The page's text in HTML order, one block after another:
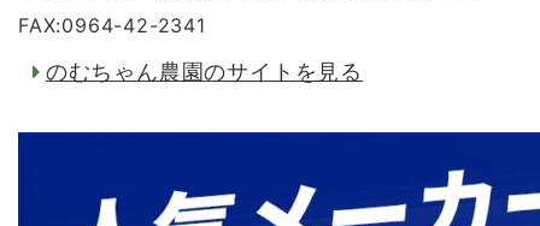
FAX:0964-42-2341
のむちゃん農園のサイトを見る